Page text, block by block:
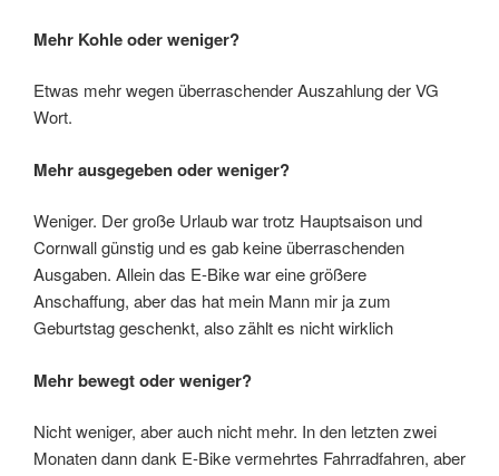
Mehr Kohle oder weniger?
Etwas mehr wegen überraschender Auszahlung der VG
Wort.
Mehr ausgegeben oder weniger?
Weniger. Der große Urlaub war trotz Hauptsaison und
Cornwall günstig und es gab keine überraschenden
Ausgaben. Allein das E-Bike war eine größere
Anschaffung, aber das hat mein Mann mir ja zum
Geburtstag geschenkt, also zählt es nicht wirklich
Mehr bewegt oder weniger?
Nicht weniger, aber auch nicht mehr. In den letzten zwei
Monaten dann dank E-Bike vermehrtes Fahrradfahren, aber